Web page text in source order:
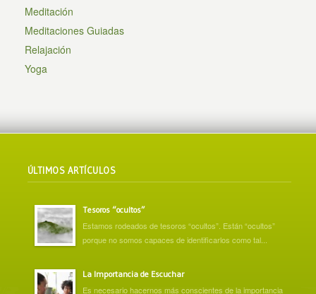
Meditación
Meditaciones Guiadas
Relajación
Yoga
ÚLTIMOS ARTÍCULOS
Tesoros “ocultos”
Estamos rodeados de tesoros “ocultos”. Están “ocultos”
porque no somos capaces de identificarlos como tal...
La Importancia de Escuchar
Es necesario hacernos más conscientes de la importancia